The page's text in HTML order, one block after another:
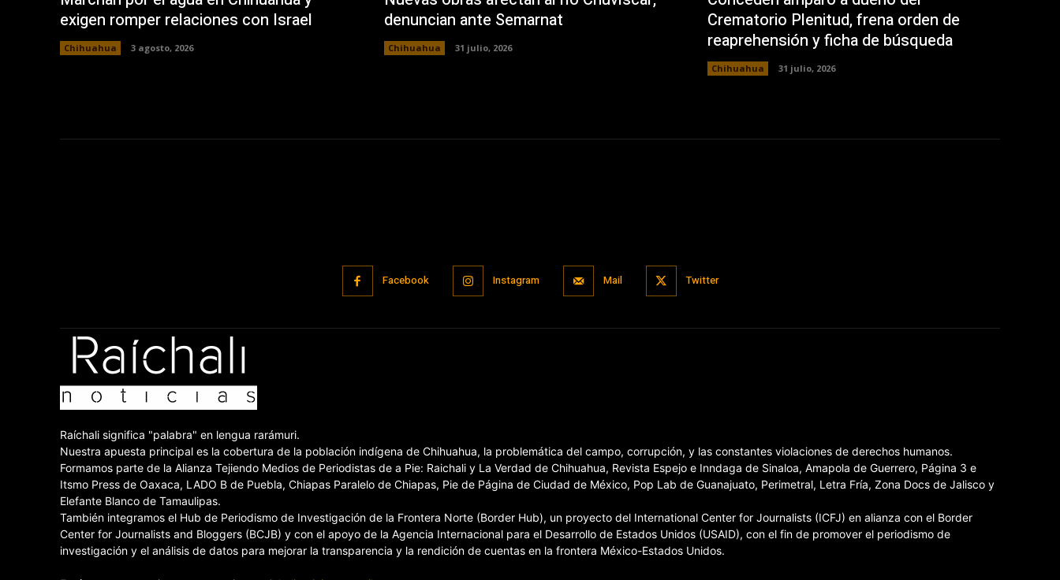
exigen romper relaciones con Israel
Chihuahua 3 agosto, 2026
denuncian ante Semarnat
Chihuahua 31 julio, 2026
Crematorio Plenitud, frena orden de
reaprehensión y ficha de búsqueda
Chihuahua 31 julio, 2026
Facebook Instagram Mail Twitter
Raíchali significa "palabra" en lengua rarámuri.
Nuestra apuesta principal es la cobertura de la población indígena de Chihuahua, la problemática del campo, corrupción, y las constantes violaciones de derechos humanos.
Formamos parte de la Alianza Tejiendo Medios de Periodistas de a Pie: Raichali y La Verdad de Chihuahua, Revista Espejo e Inndaga de Sinaloa, Amapola de Guerrero, Página 3 e
Itsmo Press de Oaxaca, LADO B de Puebla, Chiapas Paralelo de Chiapas, Pie de Página de Ciudad de México, Pop Lab de Guanajuato, Perimetral, Letra Fría, Zona Docs de Jalisco y
Elefante Blanco de Tamaulipas.
También integramos el Hub de Periodismo de Investigación de la Frontera Norte (Border Hub), un proyecto del International Center for Journalists (ICFJ) en alianza con el Border
Center for Journalists and Bloggers (BCJB) y con el apoyo de la Agencia Internacional para el Desarrollo de Estados Unidos (USAID), con el fin de promover el periodismo de
investigación y el análisis de datos para mejorar la transparencia y la rendición de cuentas en la frontera México-Estados Unidos.